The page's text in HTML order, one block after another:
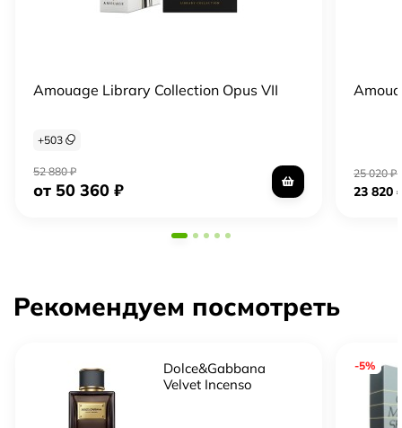
Amouage Library Collection Opus VII
+503
52 880₽
от 50 360₽
25 020₽
23 820
Рекомендуем посмотреть
Dolce&Gabbana
Velvet Incenso
-5%